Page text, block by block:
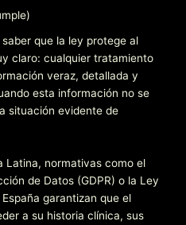
que la ley protege al
claro: cualquier tratamiento
veraz, detallada y
esta información no se
situación evidente de
Latina, normativas como el
de Datos (GDPR) o la Ley
garantizan que el
a su historia clínica, sus